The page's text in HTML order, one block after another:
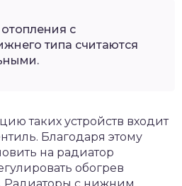
с
типа считаются
таких устройств входит
Благодаря этому
на радиатор
обогрев